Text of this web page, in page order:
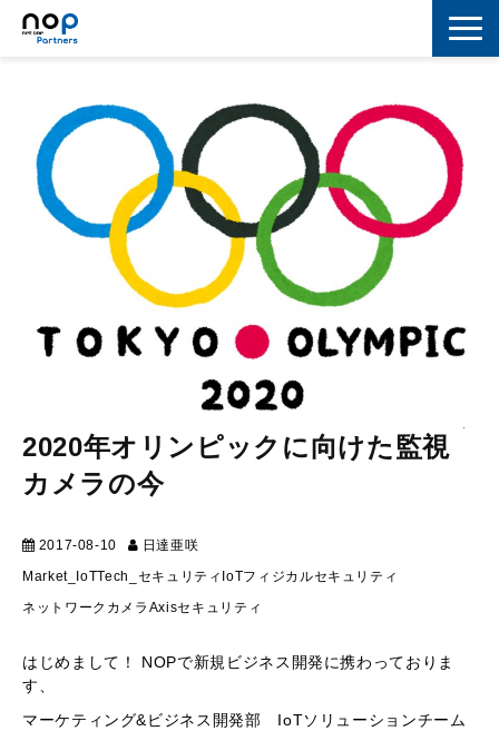
マーケティング
セキュリティ
IoT
コラボレーション
スキルアップ
IT用語解説
2020年オリンピックに向けた監視
カメラの今
2017-08-10 日達亜咲
Market_IoTTech_セキュリティ IoTフィジカルセキュリティ
ネットワークカメラ Axisセキュリティ
はじめまして！ NOPで新規ビジネス開発に携わっておりま
す、
マーケティング&ビジネス開発部 IoTソリューションチーム